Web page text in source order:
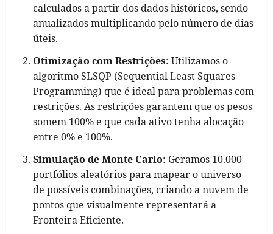
calculados a partir dos dados históricos, sendo
anualizados multiplicando pelo número de dias
úteis.
Otimização com Restrições: Utilizamos o
algoritmo SLSQP (Sequential Least Squares
Programming) que é ideal para problemas com
restrições. As restrições garantem que os pesos
somem 100% e que cada ativo tenha alocação
entre 0% e 100%.
Simulação de Monte Carlo: Geramos 10.000
portfólios aleatórios para mapear o universo
de possíveis combinações, criando a nuvem de
pontos que visualmente representará a
Fronteira Eficiente.